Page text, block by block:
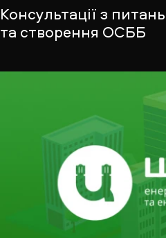
Консультації з
та створення ОСББ